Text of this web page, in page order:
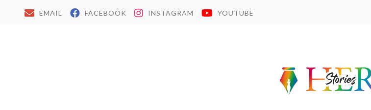
EMAIL FACEBOOK INSTAGRAM YOUTUBE